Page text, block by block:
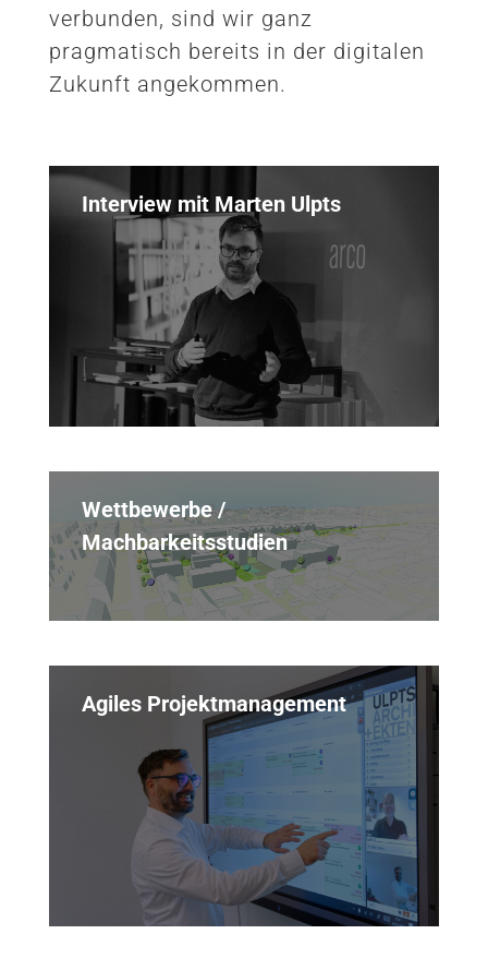
verbunden, sind wir ganz
pragmatisch bereits in der digitalen
Zukunft angekommen.
Interview mit Marten Ulpts
Wettbewerbe /
Machbarkeitsstudien
Agiles Projektmanagement